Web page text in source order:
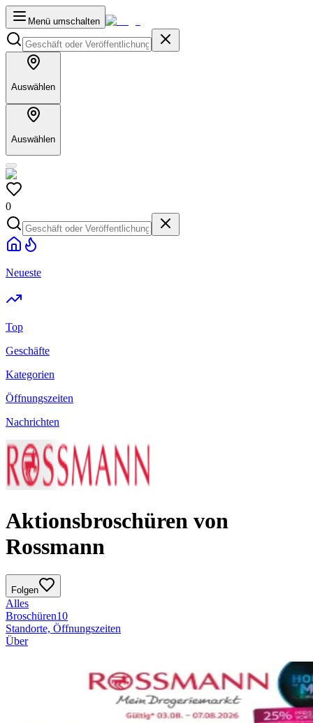
Menü umschalten
Auswählen
Auswählen
0
Neueste
Top
Geschäfte
Kategorien
Öffnungszeiten
Nachrichten
Aktionsbroschüren von
Rossmann
Folgen
Alles
Broschüren10
Standorte, Öffnungszeiten
Über